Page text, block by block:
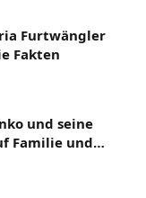
Furtwängler
Fakten
und seine
Familie und